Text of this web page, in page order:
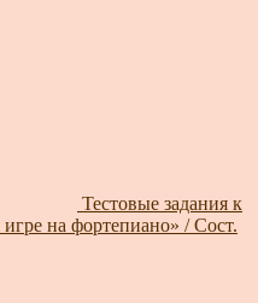
Тестовые задания к
на фортепиано» / Сост.